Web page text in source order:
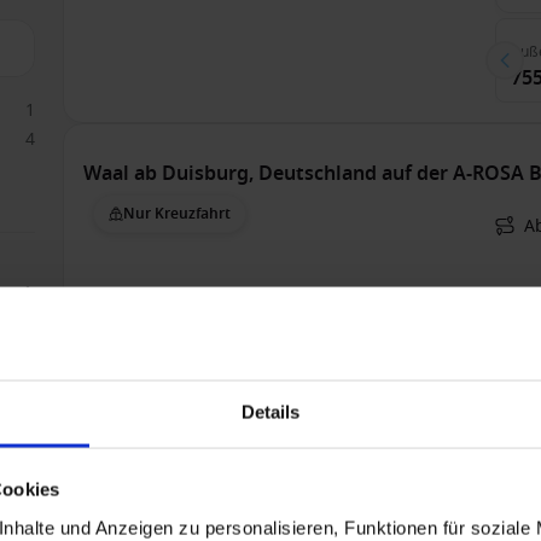
Details
und Anzeigen zu personalisieren, Funktionen für soziale
1
4
Waal ab Duisburg, Deutschland auf der A-ROSA
Nur Kreuzfahrt